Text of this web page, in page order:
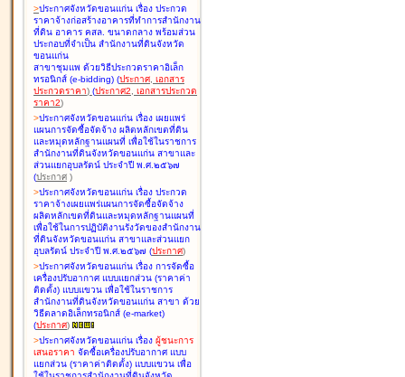
>ประกาศจังหวัดขอนแก่น เรื่อง ประกวด
ราคาจ้างก่อสร้างอาคารที่ทำการสำนักงาน
ที่ดิน อาคาร คสล. ขนาดกลาง พร้อมส่วน
ประกอบที่จำเป็น สำนักงานที่ดินจังหวัด
ขอนแก่น
สาขาชุมแพ ด้วยวิธีประกวดราคาอิเล็ก
ทรอนิกส์ (e-bidding) (ประกาศ, เอกสาร
ประกวดราคา) (ประกาศ2, เอกสารประกวด
ราคา2)
>ประกาศจังหวัดขอนแก่น เรื่อง เผยแพร่
แผนการจัดซื้อจัดจ้าง ผลิตหลักเขตที่ดิน
และหมุดหลักฐานแผนที่ เพื่อใช้ในราชการ
สำนักงานที่ดินจังหวัดขอนแก่น สาขาและ
ส่วนแยกอุบลรัตน์ ประจำปี พ.ศ.๒๕๖๗
(ประกาศ )
>ประกาศจังหวัดขอนแก่น เรื่อง ประกวด
ราคาจ้างเผยแพร่แผนการจัดซื้อจัดจ้าง
ผลิตหลักเขตที่ดินและหมุดหลักฐานแผนที่
เพื่อใช้ในการปฏิบัติงานรังวัดของสำนักงาน
ที่ดินจังหวัดขอนแก่น สาขาและส่วนแยก
อุบลรัตน์ ประจำปี พ.ศ.๒๕๖๗ (ประกาศ)
>ประกาศจังหวัดขอนแก่น เรื่อง การจัดซื้อ
เครื่องปรับอากาศ แบบแยกส่วน (ราคาค่า
ติดตั้ง) แบบแขวน เพื่อใช้ในราชการ
สำนักงานที่ดินจังหวัดขอนแก่น สาขา ด้วย
วิธีตลาดอิเล็กทรอนิกส์ (e-market)
(ประกาศ)
>ประกาศจังหวัดขอนแก่น เรื่อง ผู้ชนะการ
เสนอราคา จัดซื้อเครื่องปรับอากาศ แบบ
แยกส่วน (ราคาค่าติดตั้ง) แบบแขวน เพื่อ